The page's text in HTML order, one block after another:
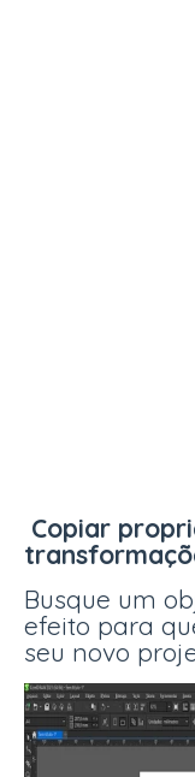
Copiar
Busque um
efeito para
seu novo